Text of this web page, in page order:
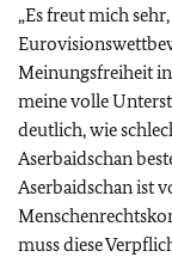
„Es freut mich
Meinungsfreiheit
meine volle
deutlich, wie
Aserbaidschan
Aserbaidschan ist
muss diese